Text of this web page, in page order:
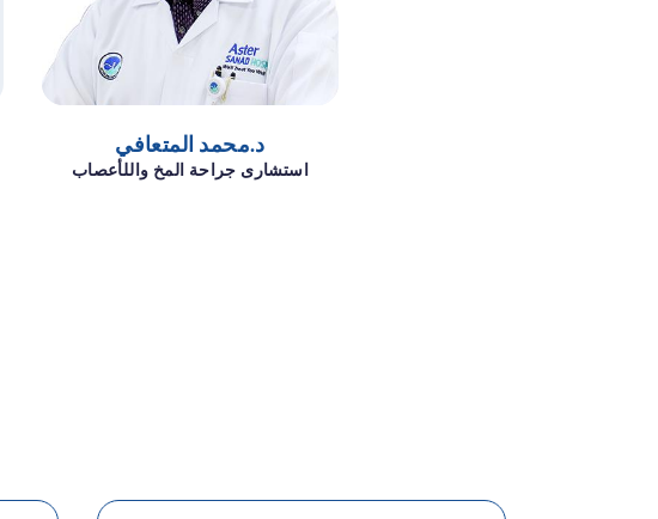
د.محمد المتعافي
استشارى جراحة المخ واللأعصاب